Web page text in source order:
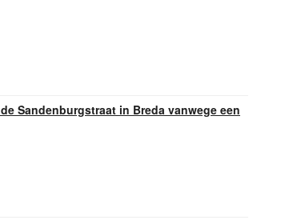
Sandenburgstraat in Breda vanwege een